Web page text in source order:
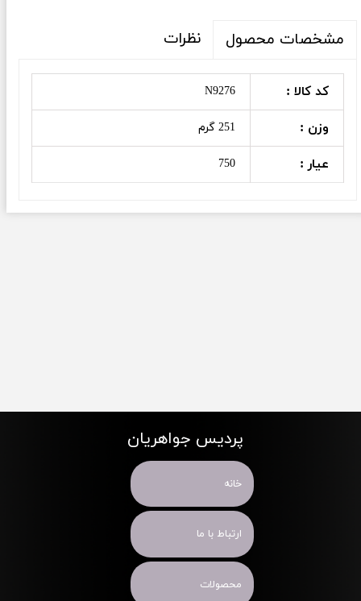
مشخصات محصول نظرات
کد کالا : N9276
وزن : 251 گرم
عیار : 750
پردیس جواهریان
خانه
ارتباط با ما
محصولات